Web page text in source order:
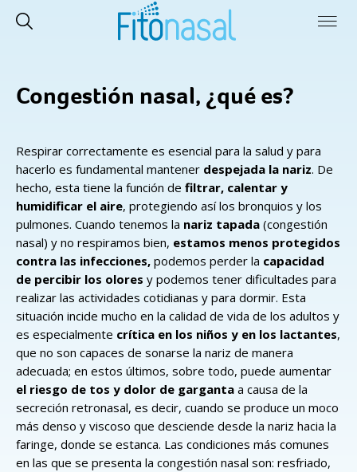
Congestión nasal, ¿qué es?
Respirar correctamente es esencial para la salud y para
hacerlo es fundamental mantener despejada la nariz. De
hecho, esta tiene la función de filtrar, calentar y
humidificar el aire, protegiendo así los bronquios y los
pulmones. Cuando tenemos la nariz tapada (congestión
nasal) y no respiramos bien, estamos menos protegidos
contra las infecciones, podemos perder la capacidad
de percibir los olores y podemos tener dificultades para
realizar las actividades cotidianas y para dormir. Esta
situación incide mucho en la calidad de vida de los adultos y
es especialmente crítica en los niños y en los lactantes,
que no son capaces de sonarse la nariz de manera
adecuada; en estos últimos, sobre todo, puede aumentar
el riesgo de tos y dolor de garganta a causa de la
secreción retronasal, es decir, cuando se produce un moco
más denso y viscoso que desciende desde la nariz hacia la
faringe, donde se estanca. Las condiciones más comunes
en las que se presenta la congestión nasal son: resfriado,